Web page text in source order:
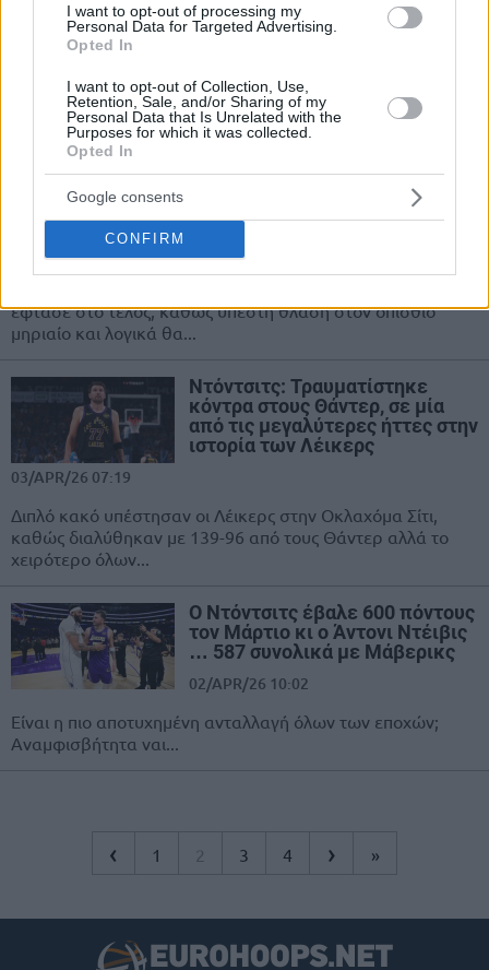
I want to opt-out of processing my
Personal Data for Targeted Advertising.
Opted In
I want to opt-out of Collection, Use,
Retention, Sale, and/or Sharing of my
Personal Data that Is Unrelated with the
Purposes for which it was collected.
Opted In
Google consents
CONFIRM
09/APR/26 23:51
έκανε η Βαλένθια εναντίον του Παναθηναϊκού, θα
μπορούσε να κερδίσει...
των playoffs, αλλά κι όλα τα
βραβεία του NBA για … μία
συμμετοχή!
04/APR/26 10:01
έφτασε στο τέλος, καθώς υπέστη θλάση στον οπίσθιο
μηριαίο και λογικά θα...
Ντόντσιτς: Τραυματίστηκε
κόντρα στους Θάντερ, σε μία
από τις μεγαλύτερες ήττες στην
ιστορία των Λέικερς
03/APR/26 07:19
Διπλό κακό υπέστησαν οι Λέικερς στην Οκλαχόμα Σίτι,
καθώς διαλύθηκαν με 139-96 από τους Θάντερ αλλά το
χειρότερο όλων...
Ο Ντόντσιτς έβαλε 600 πόντους
τον Μάρτιο κι ο Άντονι Ντέιβις
… 587 συνολικά με Μάβερικς
02/APR/26 10:02
Είναι η πιο αποτυχημένη ανταλλαγή όλων των εποχών;
Αναμφισβήτητα ναι...
‹ 1 2 3 4 › »